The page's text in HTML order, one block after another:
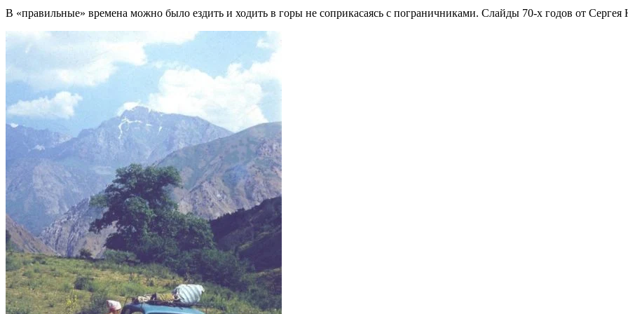
В «правильные» времена можно было ездить и ходить в горы не соприкасаясь с пограничниками. Слайды 70-х годов от Сергея